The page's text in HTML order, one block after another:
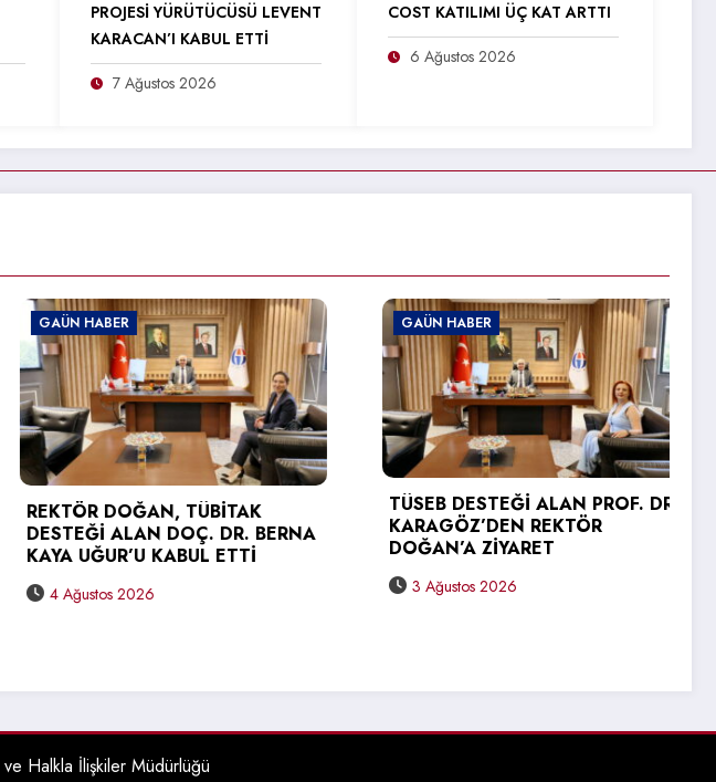
PROJESİ YÜRÜTÜCÜSÜ LEVENT
KARACAN’I KABUL ETTİ
7 Ağustos 2026
COST KATILIMI ÜÇ KAT ARTTI
6 Ağustos 2026
TÜBİTAK
DR. BERNA
ETTİ
GAÜN HABER
TÜSEB DESTEĞİ ALAN PROF. DR.
KARAGÖZ’DEN REKTÖR
DOĞAN’A ZİYARET
GAÜN HABER
GAÜN TEKNİK
Halkla İlişkiler Müdürlüğü